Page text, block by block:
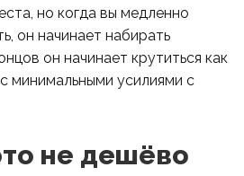
но когда вы медленно
он начинает набирать
он начинает крутиться как
минимальными усилиями с
не дешёво